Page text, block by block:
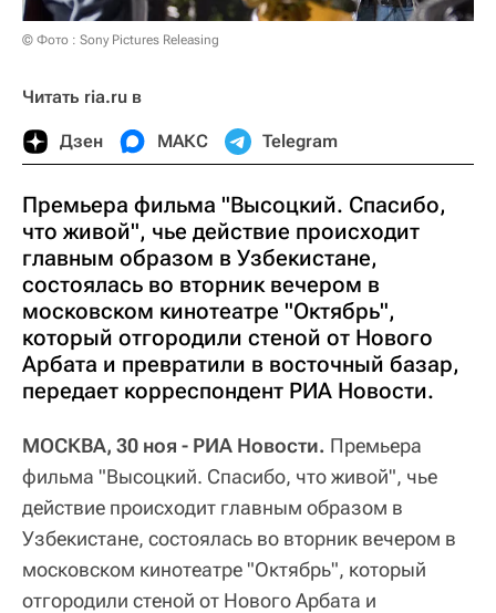
© Фото : Sony Pictures Releasing
Читать ria.ru в
Дзен МАКС Telegram
Премьера фильма "Высоцкий. Спасибо,
что живой", чье действие происходит
главным образом в Узбекистане,
состоялась во вторник вечером в
московском кинотеатре "Октябрь",
который отгородили стеной от Нового
Арбата и превратили в восточный базар,
передает корреспондент РИА Новости.
МОСКВА, 30 ноя - РИА Новости. Премьера
фильма "Высоцкий. Спасибо, что живой", чье
действие происходит главным образом в
Узбекистане, состоялась во вторник вечером в
московском кинотеатре "Октябрь", который
отгородили стеной от Нового Арбата и